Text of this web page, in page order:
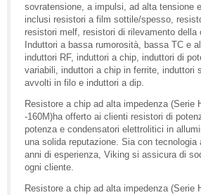
sovratensione, a impulsi, ad alta tensione
inclusi resistori a film sottile/spesso,
resistori melf, resistori di rilevamento della
Induttori a bassa rumorosità, bassa TC e
induttori RF, induttori a chip, induttori di
variabili, induttori a chip in ferrite, induttori
avvolti in filo e induttori a dip.
Resistore a chip ad alta impedenza (Serie
-160M)ha offerto ai clienti resistori di
potenza e condensatori elettrolitici in
una solida reputazione. Sia con tecnologia
anni di esperienza, Viking si assicura di
ogni cliente.
Resistore a chip ad alta impedenza (Serie